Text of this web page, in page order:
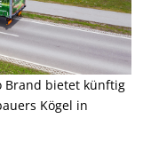
Brand bietet künftig
Kögel in